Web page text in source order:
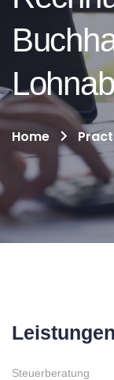
Home
Leistungen
Steuerberatung